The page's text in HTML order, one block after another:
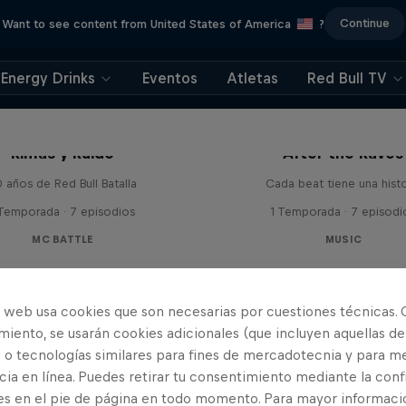
Want to see content from United States of America ? Continue
Energy Drinks Eventos Atletas Red Bull TV
Rimas y Ruido
años de Red Bull Batalla
· 7 episodios
MC BATTLE
After the Raves
Cada beat tiene una
1 Temporada · 7
MUSIC
web usa cookies que son necesarias por cuestiones técnicas.
se usarán cookies adicionales (que incluyen aquellas de
tecnologías similares para fines de mercadotecnia y para
en línea. Puedes retirar tu consentimiento mediante la
en el pie de página en todo momento. Para mayor